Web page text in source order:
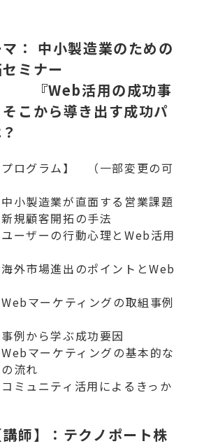
： 中小製造業のための
ミナー
『Web活用の成功事
こから導き出す成功パ
グラム】 （一部変更の可
業が直面する営業課題
客開拓の手法
の行動心理とWeb活用
進出のポイントとWeb
ケティングの取組事例
学ぶ成功要因
ケティングの基本的な
流れ
ティ活用によるきっか
講師】：テクノポート株